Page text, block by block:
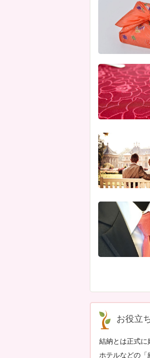
お役立
結納とは正式に
ホテルなどの